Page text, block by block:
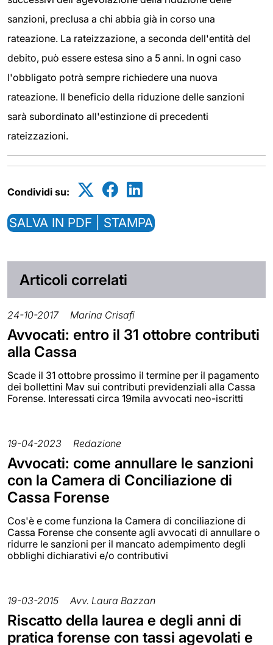
sanzioni, preclusa a chi abbia già in corso una
rateazione. La rateizzazione, a seconda dell'entità del
debito, può essere estesa sino a 5 anni. In ogni caso
l'obbligato potrà sempre richiedere una nuova
rateazione. Il beneficio della riduzione delle sanzioni
sarà subordinato all'estinzione di precedenti
rateizzazioni.
Condividi su:
SALVA IN PDF | STAMPA
Articoli correlati
24-10-2017 Marina Crisafi
Avvocati: entro il 31 ottobre contributi
alla Cassa
Scade il 31 ottobre prossimo il termine per il pagamento
dei bollettini Mav sui contributi previdenziali alla Cassa
Forense. Interessati circa 19mila avvocati neo-iscritti
19-04-2023 Redazione
Avvocati: come annullare le sanzioni
con la Camera di Conciliazione di
Cassa Forense
Cos'è e come funziona la Camera di conciliazione di
Cassa Forense che consente agli avvocati di annullare o
ridurre le sanzioni per il mancato adempimento degli
obblighi dichiarativi e/o contributivi
19-03-2015 Avv. Laura Bazzan
Riscatto della laurea e degli anni di
pratica forense con tassi agevolati e